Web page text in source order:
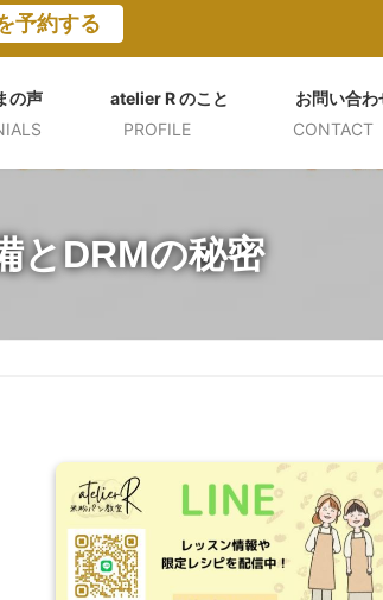
予約する
の声
atelier R のこと
PROFILE
お問い合わ
CONTACT
とDRMの秘密